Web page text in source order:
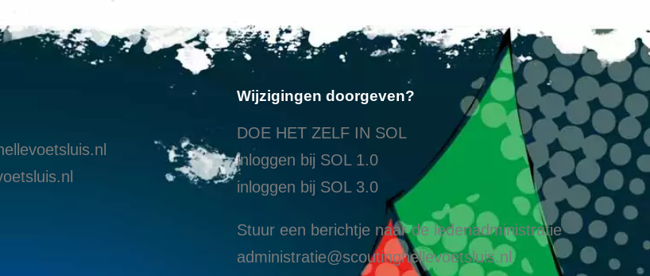
Wijzigingen doorgeven?
DOE HET ZELF IN SOL
inloggen bij SOL 1.0
inloggen bij SOL 3.0
Stuur een berichtje naar de ledenadministratie
administratie@scoutinghellevoetsluis.nl